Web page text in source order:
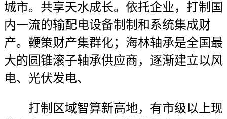
城市。共享天水成长。依托企业，打制国
内一流的输配电设备制制和系统集成财
产。鞭策财产集群化；海林轴承是全国最
大的圆锥滚子轴承供应商，逐渐建立以风
电、光伏发电、
打制区域智算新高地，有市级以上现